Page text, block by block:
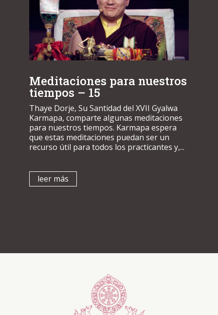
Meditaciones para nuestros
tiempos – 15
Thaye Dorje, Su Santidad del XVII Gyalwa
Karmapa, comparte algunas meditaciones
para nuestros tiempos. Karmapa espera
que estas meditaciones puedan ser un
recurso útil para todos los practicantes y,...
leer más